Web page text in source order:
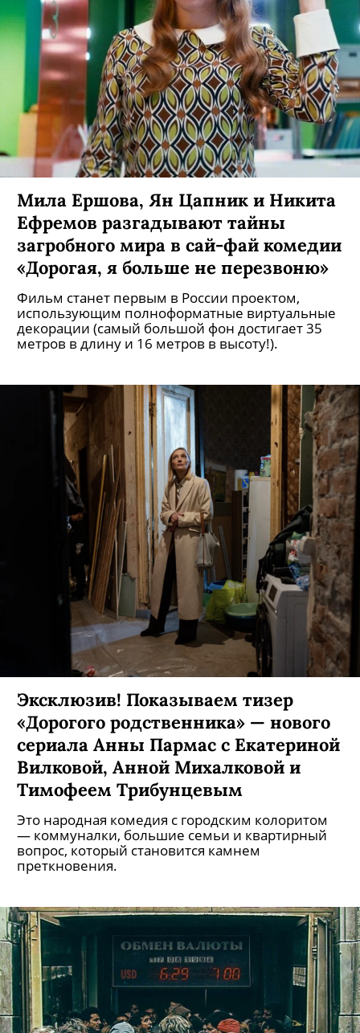
Мила Ершова, Ян Цапник и Никита
Ефремов разгадывают тайны
загробного мира в сай-фай комедии
«Дорогая, я больше не перезвоню»
Фильм станет первым в России проектом,
использующим полноформатные виртуальные
декорации (самый большой фон достигает 35
метров в длину и 16 метров в высоту!).
Эксклюзив! Показываем тизер
«Дорогого родственника» — нового
сериала Анны Пармас с Екатериной
Вилковой, Анной Михалковой и
Тимофеем Трибунцевым
Это народная комедия с городским колоритом
— коммуналки, большие семьи и квартирный
вопрос, который становится камнем
преткновения.